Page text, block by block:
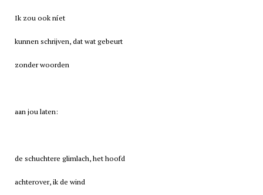
Ik zou ook níet
kunnen schrijven, dat wat gebeurt
zonder woorden
aan jou laten:
de schuchtere glimlach, het hoofd
achterover, ik de wind